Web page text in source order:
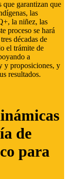
que garantizan que
las
la niñez, las
proceso se hará
décadas de
el trámite de
a
y proposiciones, y
resultados.
de
para